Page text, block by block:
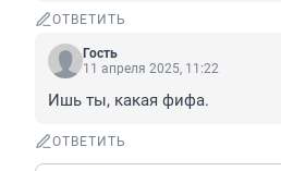
ОТВЕТИТЬ
Гость
11 апреля 2025, 11:22
Ишь ты, какая фифа.
ОТВЕТИТЬ